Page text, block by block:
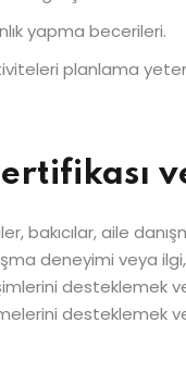
yapma becerileri.
planlama
bakıcılar, aile
deneyimi veya ilgi,